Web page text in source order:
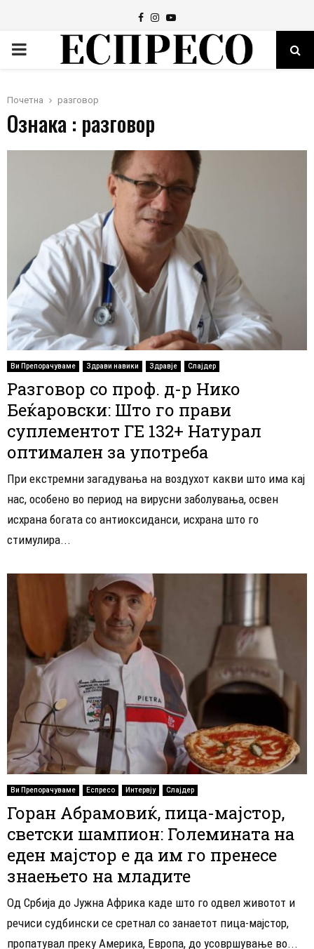
Facebook
Instagram
Youtube
PRIMARY
Почетна разговор
Ознака : разговор
Ви Препорачуваме Здрави навики Здравје Слајдер
Разговор со проф. д-р Нико
Беќаровски: Што го прави
суплементот ГЕ 132+ Натурал
оптимален за употреба
При екстремни загадувања на воздухот какви што има кај
нас, особено во период на вирусни заболувања, освен
исхрана богата со антиоксиданси, исхрана што го
стимулира...
Ви Препорачуваме Еспресо Интервју Слајдер
Горан Абрамовиќ, пица-мајстор,
светски шампион: Големината на
еден мајстор е да им го пренесе
знаењето на младите
Од Србија до Јужна Африка каде што го одвел животот и
речиси судбински се сретнал со занаетот пица-мајстор,
пропатувал преку Америка, Европа, до усовршување во...